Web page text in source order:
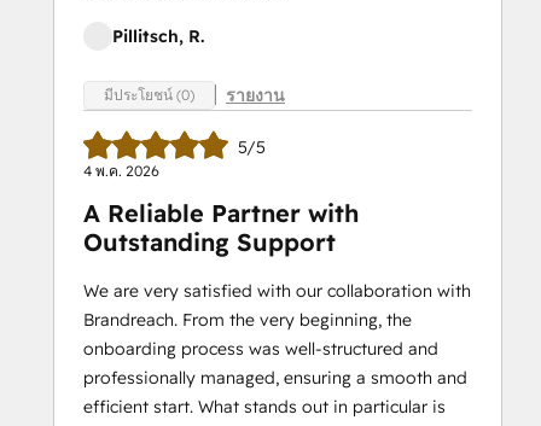
Pillitsch, R.
มีประโยชน์ (0) รายงาน
5/5
4 พ.ค. 2026
A Reliable Partner with
Outstanding Support
We are very satisfied with our collaboration with
Brandreach. From the very beginning, the
onboarding process was well-structured and
professionally managed, ensuring a smooth and
efficient start. What stands out in particular is